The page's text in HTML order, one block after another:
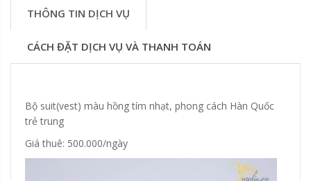
THÔNG TIN DỊCH VỤ
CÁCH ĐẶT DỊCH VỤ VÀ THANH TOÁN
Bộ suit(vest) màu hồng tím nhạt, phong cách Hàn Quốc
trẻ trung
Giá thuê: 500.000/ngày